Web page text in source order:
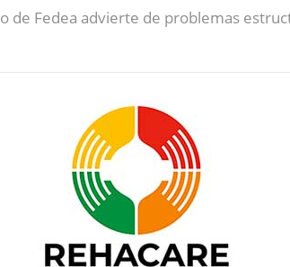
de Fedea advierte de problemas